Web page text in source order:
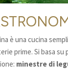
è una cucina
prime. Si basa su
minestre di